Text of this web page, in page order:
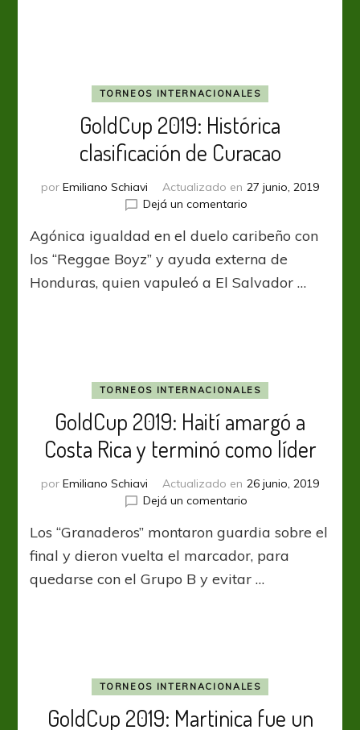
TORNEOS INTERNACIONALES
GoldCup 2019: Histórica
clasificación de Curacao
por Emiliano Schiavi Actualizado en 27 junio, 2019
Dejá un comentarioen
2019:
Histórica
de
Agónica igualdad en el duelo caribeño con
los “Reggae Boyz” y ayuda externa de
Honduras, quien vapuleó a El Salvador …
TORNEOS INTERNACIONALES
GoldCup 2019: Haití amargó a
Costa Rica y terminó como líder
por Emiliano Schiavi Actualizado en 26 junio, 2019
Dejá un comentarioen
2019:
Haití
amargó
a
líder
Los “Granaderos” montaron guardia sobre el
final y dieron vuelta el marcador, para
quedarse con el Grupo B y evitar …
TORNEOS INTERNACIONALES
GoldCup 2019: Martinica fue un